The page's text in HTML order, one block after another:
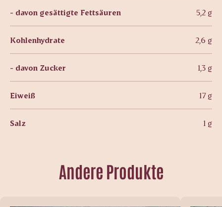
- davon gesättigte Fettsäuren 5,2 g
Kohlenhydrate 2,6 g
- davon Zucker 1,3 g
Eiweiß 17 g
Salz 1 g
Andere Produkte